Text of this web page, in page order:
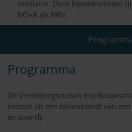
mediator. Deze bijeenkomsten
NOvA als MfN
Programma
De Verdiepingscursus
bestaat uit een bijeenkomst van
en avond):